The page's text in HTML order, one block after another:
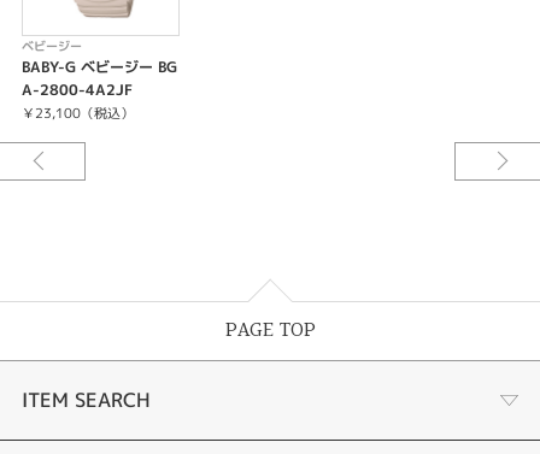
LED：ホワイト
フルオートカレンダー
操作音ON/OFF切替機能
パワーセービング機能（暗所では一定時間が経過すると表示を消して節電し
ます）
バッテリーインジケーター表示
フル充電時からソーラー発電無しの状態での駆動時間
機能使用の場合：約7ヵ月
針退避機能（針が液晶表示と重なって見づらいときは、針を液晶表示の上か
ら一時的に退避させることができます）
ホームタイム都市（受信機能対応都市）／ 受信電波
ン、デンバー、メキシコシティ、シカゴ、ニューヨーク、ハリファックス、
リスボン、ロンドン、マドリード、パリ、ローマ、ベルリン、ストックホル
ベビージー
BABY-G ベビージー BG
A-2800-4A2JF
￥23,100（税込）
PAGE TOP
ITEM SEARCH